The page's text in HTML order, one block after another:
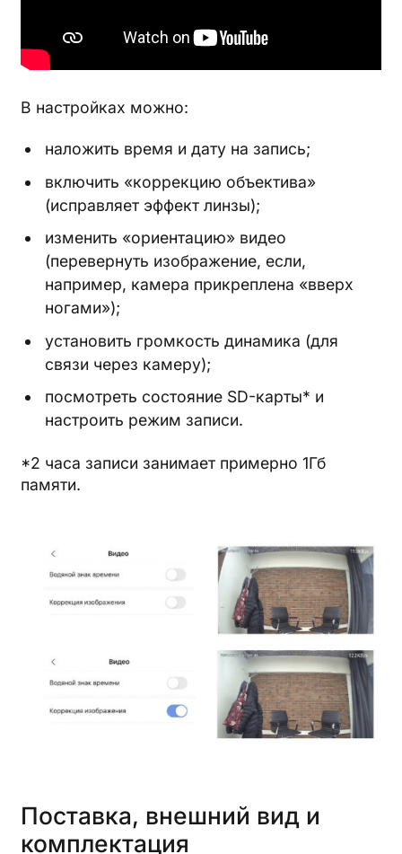
В настройках можно:
наложить время и дату на запись;
включить «коррекцию объектива»
(исправляет эффект линзы);
изменить «ориентацию» видео
(перевернуть изображение, если,
например, камера прикреплена «вверх
ногами»);
установить громкость динамика (для
связи через камеру);
посмотреть состояние SD-карты* и
настроить режим записи.
*2 часа записи занимает примерно 1Гб
памяти.
Поставка, внешний вид и
комплектация